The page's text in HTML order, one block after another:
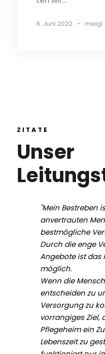
6. Juni 2022 • meigl
ZITATE
Unser
"Mein Bestreben
anvertrauten
bestmögliche
Durch die enge
Angebote ist das
möglich.
Wenn die
entscheiden zu
Versorgung zu
vorrangiges Ziel,
Pflegeheim ein
Lebenszeit zu